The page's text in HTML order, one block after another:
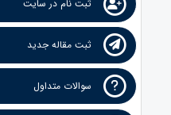
ثبت نام در سایت
ثبت مقاله جدید
سوالات متداول